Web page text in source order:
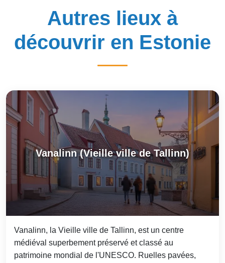
Autres lieux à
découvrir en Estonie
Vanalinn (Vieille ville de Tallinn)
Vanalinn, la Vieille ville de Tallinn, est un centre
médiéval superbement préservé et classé au
patrimoine mondial de l'UNESCO. Ruelles pavées,